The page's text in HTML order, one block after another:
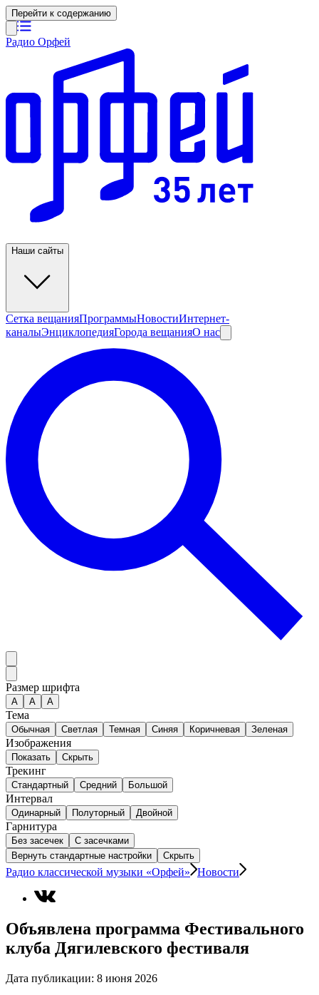
Перейти к содержанию
Радио Орфей
Наши сайты
Сетка вещанияПрограммыНовостиИнтернет-
каналыЭнциклопедияГорода вещанияО нас
Размер шрифта
А A A
Тема
Обычная Светлая Темная Синяя Коричневая Зеленая
Изображения
Показать Скрыть
Трекинг
Стандартный Средний Большой
Интервал
Одинарный Полуторный Двойной
Гарнитура
Без засечек
С засечками
Вернуть стандартные настройки
Скрыть
Радио классической музыки «Орфей» Новости
Объявлена программа Фестивального
клуба Дягилевского фестиваля
Дата публикации: 8 июня 2026